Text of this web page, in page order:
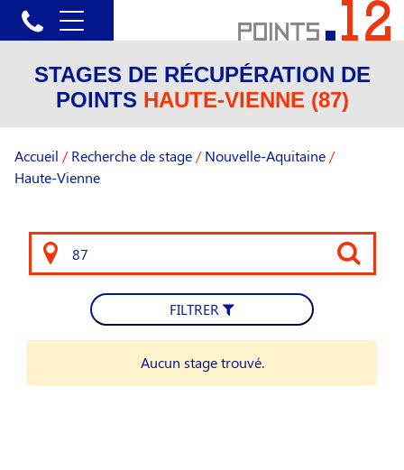
STAGES DE RÉCUPÉRATION DE
POINTS HAUTE-VIENNE (87)
Accueil / Recherche de stage / Nouvelle-Aquitaine /
Haute-Vienne
FILTRER
Aucun stage trouvé.